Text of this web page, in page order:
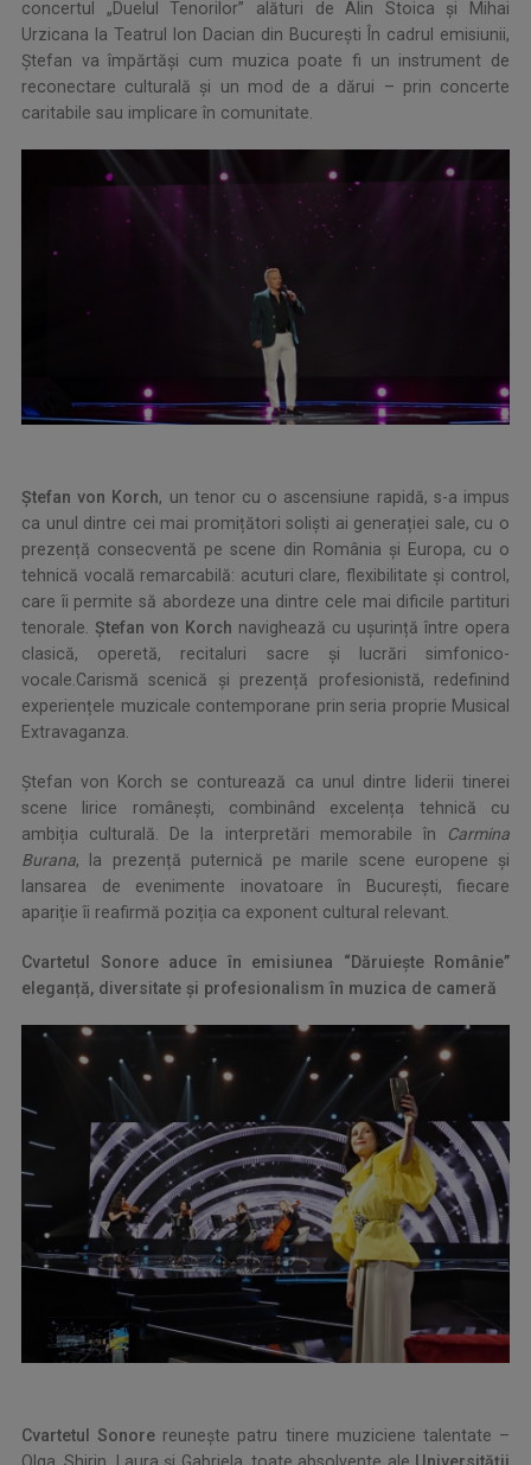
concertul „Duelul Tenorilor” alături de Alin Stoica și Mihai
Urzicana la Teatrul Ion Dacian din București În cadrul emisiunii,
Ștefan va împărtăși cum muzica poate fi un instrument de
reconectare culturală și un mod de a dărui – prin concerte
caritabile sau implicare în comunitate.
Ștefan von Korch, un tenor cu o ascensiune rapidă, s-a impus
ca unul dintre cei mai promițători soliști ai generației sale, cu o
prezență consecventă pe scene din România și Europa, cu o
tehnică vocală remarcabilă: acuturi clare, flexibilitate și control,
care îi permite să abordeze una dintre cele mai dificile partituri
tenorale. Ștefan von Korch navighează cu ușurință între opera
clasică, operetă, recitaluri sacre și lucrări simfonico-
vocale.Carismă scenică și prezență profesionistă, redefinind
experiențele muzicale contemporane prin seria proprie Musical
Extravaganza.
Ștefan von Korch se conturează ca unul dintre liderii tinerei
scene lirice românești, combinând excelența tehnică cu
ambiția culturală. De la interpretări memorabile în
Carmina
Burana, la prezență puternică pe marile scene europene și
lansarea de evenimente inovatoare în București, fiecare
apariție îi reafirmă poziția ca exponent cultural relevant.
Cvartetul Sonore aduce în emisiunea “Dăruieşte Românie”
eleganță, diversitate și profesionalism în muzica de cameră
Cvartetul Sonore reunește patru tinere muziciene talentate –